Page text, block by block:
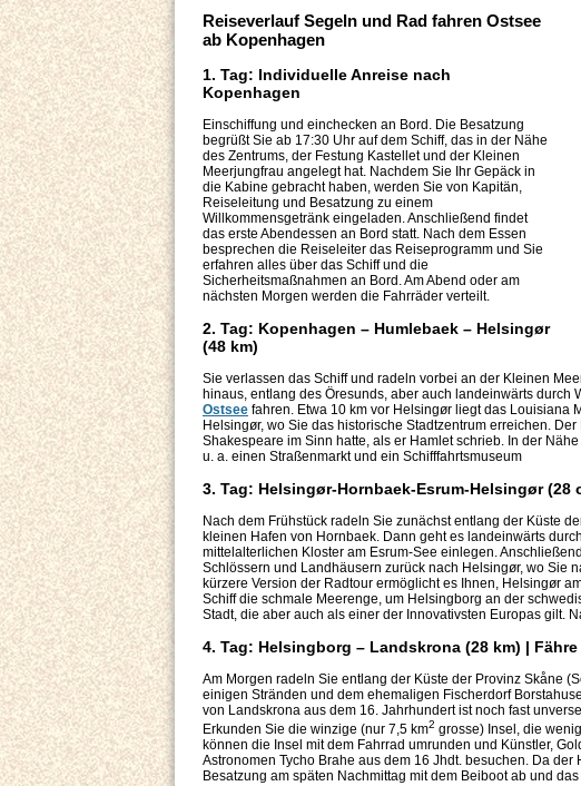
Reiseverlauf Segeln und Rad fahren Ostsee
ab Kopenhagen
1. Tag: Individuelle Anreise nach
Kopenhagen
Einschiffung und einchecken an Bord. Die Besatzung
begrüßt Sie ab 17:30 Uhr auf dem Schiff, das in der Nähe
des Zentrums, der Festung Kastellet und der Kleinen
Meerjungfrau angelegt hat. Nachdem Sie Ihr Gepäck in
die Kabine gebracht haben, werden Sie von Kapitän,
Reiseleitung und Besatzung zu einem
Willkommensgetränk eingeladen. Anschließend findet
das erste Abendessen an Bord statt. Nach dem Essen
besprechen die Reiseleiter das Reiseprogramm und Sie
erfahren alles über das Schiff und die
Sicherheitsmaßnahmen an Bord. Am Abend oder am
nächsten Morgen werden die Fahrräder verteilt.
2. Tag: Kopenhagen – Humlebaek – Helsingør
(48 km)
Sie verlassen das Schiff und radeln vorbei an der Kleinen
hinaus, entlang des Öresunds, aber auch landeinwärts
Ostsee fahren. Etwa 10 km vor Helsingør liegt das Louisiana
Helsingør, wo Sie das historische Stadtzentrum erreichen.
Shakespeare im Sinn hatte, als er Hamlet schrieb. In der
u. a. einen Straßenmarkt und ein Schifffahrtsmuseum
3. Tag: Helsingør-Hornbaek-Esrum-Helsingør
Nach dem Frühstück radeln Sie zunächst entlang der Küste
kleinen Hafen von Hornbaek. Dann geht es landeinwärts
mittelalterlichen Kloster am Esrum-See einlegen.
Schlössern und Landhäusern zurück nach Helsingør, wo Sie
kürzere Version der Radtour ermöglicht es Ihnen, Helsingør
Schiff die schmale Meerenge, um Helsingborg an der
Stadt, die aber auch als einer der Innovativsten Europas gilt.
4. Tag: Helsingborg – Landskrona (28 km) |
Am Morgen radeln Sie entlang der Küste der Provinz Skåne
einigen Stränden und dem ehemaligen Fischerdorf
von Landskrona aus dem 16. Jahrhundert ist noch fast
Erkunden Sie die winzige (nur 7,5 km2 grosse) Insel, die
können die Insel mit dem Fahrrad umrunden und Künstler,
Astronomen Tycho Brahe aus dem 16 Jhdt. besuchen. Da
Besatzung am späten Nachmittag mit dem Beiboot ab und